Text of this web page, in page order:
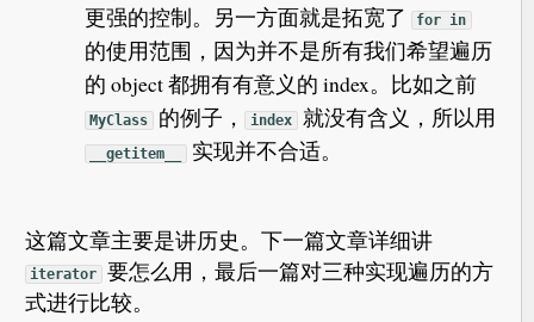
更强的控制。另一方面就是拓宽了
for in
的使用范围，因为并不是所有我们希望遍历
的 object 都拥有有意义的 index。比如之前
MyClass 的例子， index 就没有含义，所以用
__getitem__ 实现并不合适。
这篇文章主要是讲历史。下一篇文章详细讲
iterator
要怎么用，最后一篇对三种实现遍历的方
式进行比较。